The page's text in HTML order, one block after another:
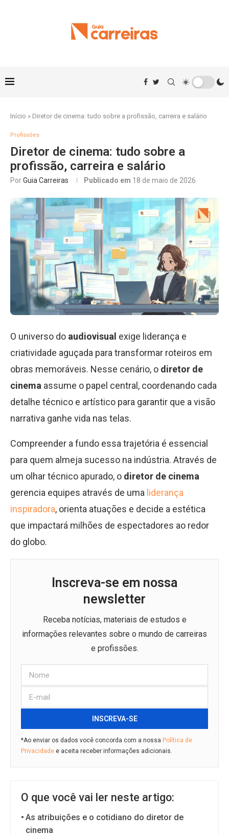
Início » Diretor de cinema: tudo sobre a profissão, carreira e salário
Profissões
Diretor de cinema: tudo sobre a
profissão, carreira e salário
PorGuia Carreiras Publicado em 18 de maio de 2026
O universo do audiovisual exige liderança e
criatividade aguçada para transformar roteiros em
obras memoráveis. Nesse cenário, o diretor de
cinema assume o papel central, coordenando cada
detalhe técnico e artístico para garantir que a visão
narrativa ganhe vida nas telas.
Compreender a fundo essa trajetória é essencial
para quem almeja sucesso na indústria. Através de
um olhar técnico apurado, o diretor de cinema
gerencia equipes através de uma liderança
inspiradora, orienta atuações e decide a estética
que impactará milhões de espectadores ao redor
do globo.
Inscreva-se em nossa
newsletter
Receba notícias, materiais de estudos e
informações relevantes sobre o mundo de carreiras
e profissões.
INSCREVA-SE
*Ao enviar os dados você concorda com a nossa Política de
Privacidade e aceita receber informações adicionais.
O que você vai ler neste artigo:
As atribuições e o cotidiano do diretor de
cinema